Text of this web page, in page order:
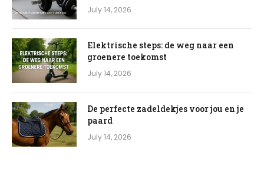
July 14, 2026
Elektrische steps: de weg naar een
groenere toekomst
July 14, 2026
De perfecte zadeldekjes voor jou en je
paard
July 14, 2026